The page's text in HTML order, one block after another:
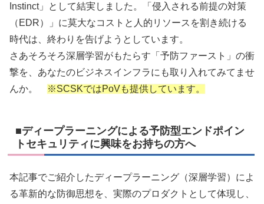
Instinct」として結実しました。「侵入される前提の対策
（EDR）」に莫大なコストと人的リソースを割き続ける
時代は、終わりを告げようとしています。
さあそろそろ深層学習がもたらす「予防ファースト」の衝
撃を、あなたのビジネスインフラにも取り入れてみてませ
んか。
※SCSKではPoVも提供しています。
■ディープラーニングによる予防型エンドポイン
トセキュリティに興味をお持ちの方へ
本記事でご紹介したディープラーニング（深層学習）によ
る革新的な防御思想を、実際のプロダクトとして体現し、